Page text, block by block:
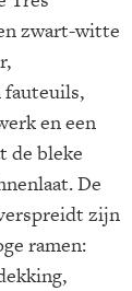
zwart-witte
en een
de bleke
De
zijn
ramen: